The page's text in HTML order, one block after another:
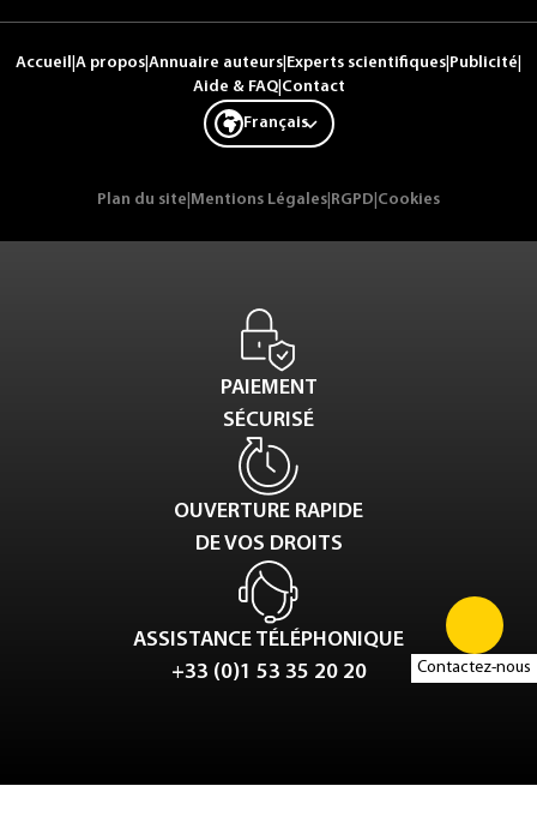
Contactez-nous
Accueil A propos Annuaire auteurs Experts scientifiques Publicité
Aide & FAQ| Contact
Français
Plan du site Mentions Légales RGPD Cookies
PAIEMENT
SÉCURISÉ
OUVERTURE RAPIDE
DE VOS DROITS
ASSISTANCE TÉLÉPHONIQUE
+33 (0)1 53 35 20 20